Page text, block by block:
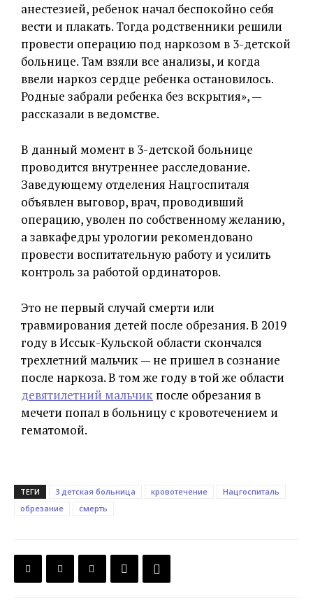
анестезией, ребенок начал беспокойно себя
вести и плакать. Тогда родственники решили
провести операцию под наркозом в 3-детской
больнице. Там взяли все анализы, и когда
ввели наркоз сердце ребенка остановилось.
Родные забрали ребенка без вскрытия», —
рассказали в ведомстве.
В данный момент в 3-детской больнице
проводится внутреннее расследование.
Заведующему отделения Нацгоспиталя
объявлен выговор, врач, проводивший
операцию, уволен по собственному желанию,
а завкафедры урологии рекомендовано
провести воспитательную работу и усилить
контроль за работой ординаторов.
Это не первый случай смерти или
травмирования детей после обрезания. В 2019
году в Иссык-Кульской области скончался
трехлетний мальчик — не пришел в сознание
после наркоза. В том же году в той же области
девятилетний мальчик после обрезания в
мечети попал в больницу с кровотечением и
гематомой.
ТЕГИ 3 детская больница кровотечение
Нацгоспиталь
обрезание
смерть